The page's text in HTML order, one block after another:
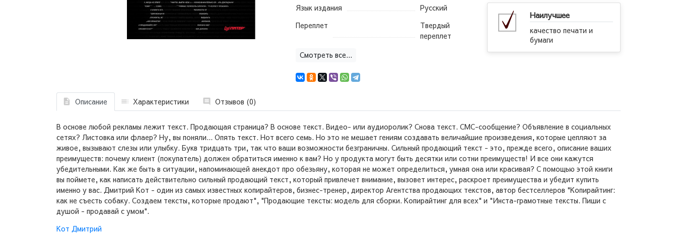
Наилучшее
качество печати и
бумаги
Язык издания
Русский
Переплет
Твердый
переплет
Смотреть все...
Описание Характеристики Отзывов (0)
В основе любой рекламы лежит текст. Продающая страница? В основе текст. Видео- или аудиоролик? Снова текст. СМС-сообщение? Объявление в социальных
сетях? Листовка или флаер? Ну, вы поняли... Опять текст. Нот всего семь. Но это не мешает гениям создавать величайшие произведения, которые цепляют за
живое, вызывают слезы или улыбку. Букв тридцать три, так что ваши возможности безграничны. Сильный продающий текст - это, прежде всего, описание ваших
преимуществ: почему клиент (покупатель) должен обратиться именно к вам? Но у продукта могут быть десятки или сотни преимуществ! И все они кажутся
убедительными. Как же быть в ситуации, напоминающей анекдот про обезьяну, которая не может определиться, умная она или красивая? С помощью этой книги
вы поймете, как написать действительно сильный продающий текст, который привлечет внимание, вызовет интерес, раскроет преимущества и убедит купить
именно у вас. Дмитрий Кот - один из самых известных копирайтеров, бизнес-тренер, директор Агентства продающих текстов, автор бестселлеров "Копирайтинг:
как не съесть собаку. Создаем тексты, которые продают", "Продающие тексты: модель для сборки. Копирайтинг для всех" и "Инста-грамотные тексты. Пиши с
душой - продавай с умом".
Кот Дмитрий